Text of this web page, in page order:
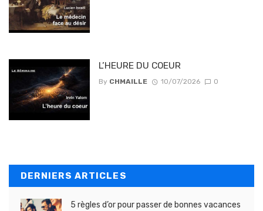
L’HEURE DU COEUR
By CHMAILLE 10/07/2026 0
DERNIERS ARTICLES
5 règles d’or pour passer de bonnes vacances